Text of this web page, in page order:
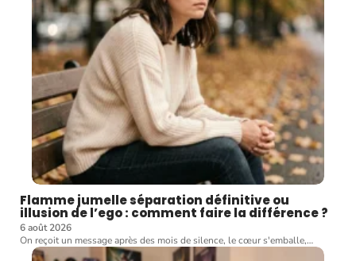
Flamme jumelle séparation définitive ou
illusion de l’ego : comment faire la différence ?
6 août 2026
On reçoit un message après des mois de silence, le cœur s'emballe,…